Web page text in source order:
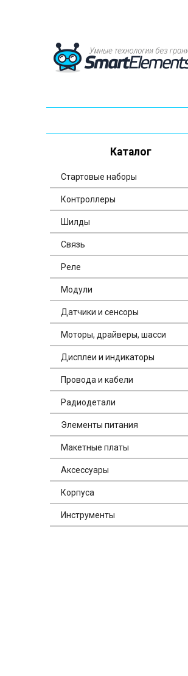
Каталог
Стартовые наборы
Контроллеры
Шилды
Связь
Реле
Модули
Датчики и сенсоры
Моторы, драйверы, шасси
Дисплеи и индикаторы
Провода и кабели
Радиодетали
Элементы питания
Макетные платы
Аксессуары
Корпуса
Инструменты